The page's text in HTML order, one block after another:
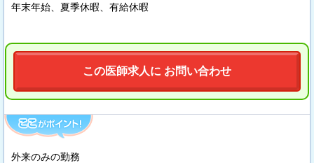
年末年始、夏季休暇、有給休暇
この医師求人に お問い合わせ
外来のみの勤務